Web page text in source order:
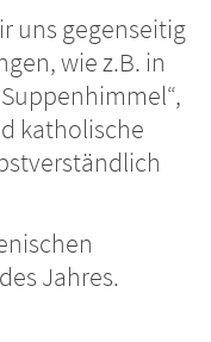
uns gegenseitig
wie z.B. in
katholische
Jahres.